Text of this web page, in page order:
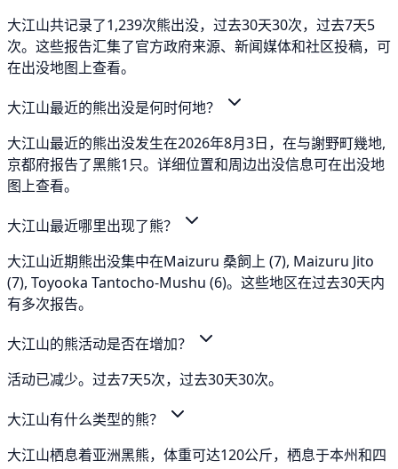
大江山共记录了1,239次熊出没，过去30天30次，过去7天5
次。这些报告汇集了官方政府来源、新闻媒体和社区投稿，可
在出没地图上查看。
大江山最近的熊出没是何时何地？
大江山最近的熊出没发生在2026年8月3日，在与謝野町幾地,
京都府报告了黑熊1只。详细位置和周边出没信息可在出没地
图上查看。
大江山最近哪里出现了熊？
大江山近期熊出没集中在Maizuru 桑飼上 (7), Maizuru Jito
(7), Toyooka Tantocho-Mushu (6)。这些地区在过去30天内
有多次报告。
大江山的熊活动是否在增加？
活动已减少。过去7天5次，过去30天30次。
大江山有什么类型的熊？
大江山栖息着亚洲黑熊，体重可达120公斤，栖息于本州和四